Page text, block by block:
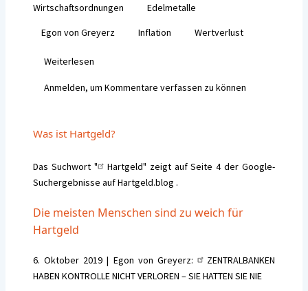
o
o
k
er
Wirtschaftsordnungen
Edelmetalle
Egon von Greyerz
Inflation Wertverlust
Weiterlesen
und
Anmelden, um Kommentare verfassen zu können
Was ist Hartgeld?
Das Suchwort " Hartgeld" zeigt auf Seite 4 der Google-
Suchergebnisse auf Hartgeld.blog .
Die meisten Menschen sind zu weich für
Hartgeld
6. Oktober 2019 | Egon von Greyerz:
ZENTRALBANKEN
HABEN KONTROLLE NICHT VERLOREN – SIE HATTEN SIE NIE